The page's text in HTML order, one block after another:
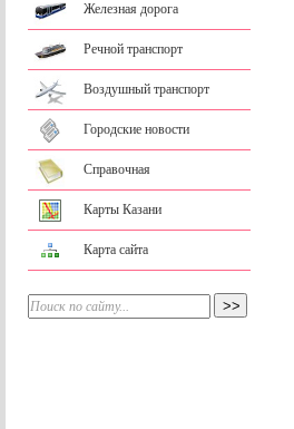
Железная дорога
Речной транспорт
Воздушный транспорт
Городские новости
Справочная
Карты Казани
Карта сайта